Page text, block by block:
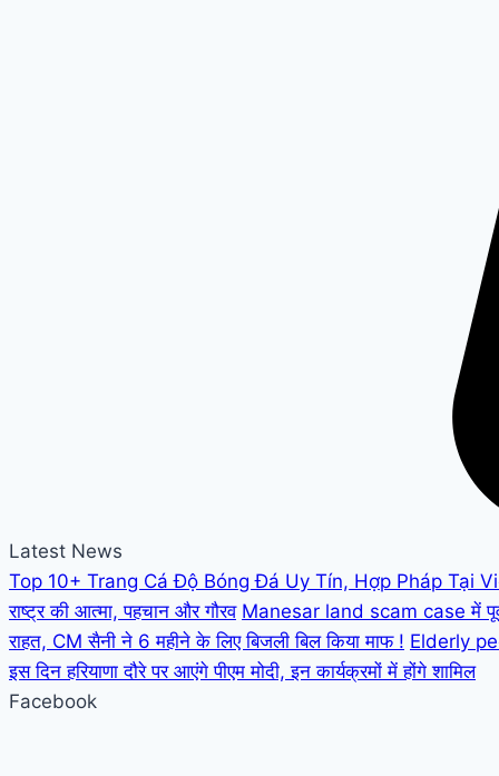
Latest News
Top 10+ Trang Cá Độ Bóng Đá Uy Tín, Hợp Pháp Tại
राष्ट्र की आत्मा, पहचान और गौरव Manesar land scam case में पूर्व
राहत, CM सैनी ने 6 महीने के लिए बिजली बिल किया माफ ! Elderly
इस दिन हरियाणा दौरे पर आएंगे पीएम मोदी, इन कार्यक्रमों में होंगे शामिल
Facebook